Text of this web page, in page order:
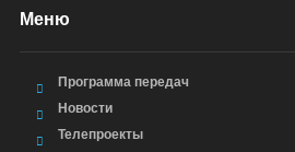
Меню
Программа передач
Новости
Телепроекты